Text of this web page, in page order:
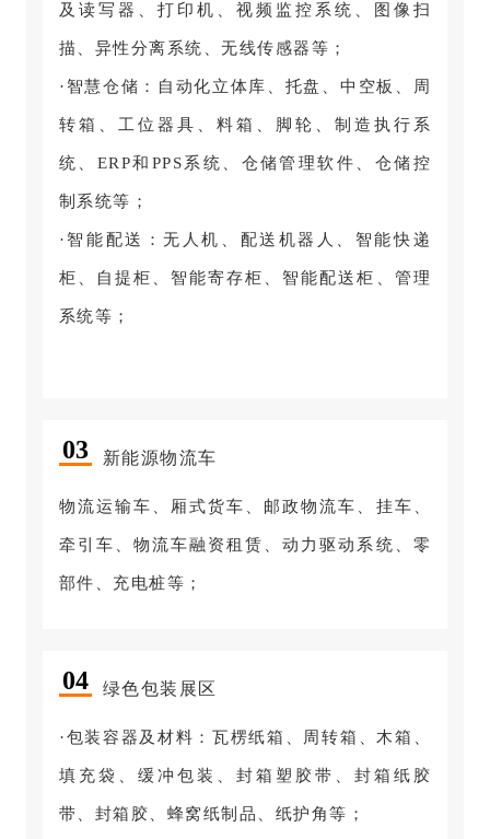
及读写器、打印机、视频监控系统、图像扫
描、异性分离系统、无线传感器等；
·智慧仓储：自动化立体库、托盘、中空板、周
转箱、工位器具、料箱、脚轮、制造执行系
统、ERP和PPS系统、仓储管理软件、仓储控
制系统等；
·智能配送：无人机、配送机器人、智能快递
柜、自提柜、智能寄存柜、智能配送柜、管理
系统等；
03 新能源物流车
物流运输车、厢式货车、邮政物流车、挂车、
牵引车、物流车融资租赁、动力驱动系统、零
部件、充电桩等；
04 绿色包装展区
·包装容器及材料：瓦楞纸箱、周转箱、木箱、
填充袋、缓冲包装、封箱塑胶带、封箱纸胶
带、封箱胶、蜂窝纸制品、纸护角等；